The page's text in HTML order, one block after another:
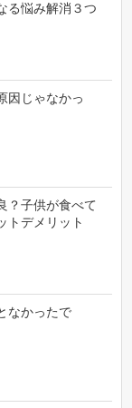
る悩み解消３つ
因じゃなかっ
？子供が食べて
トデメリット
なかったで